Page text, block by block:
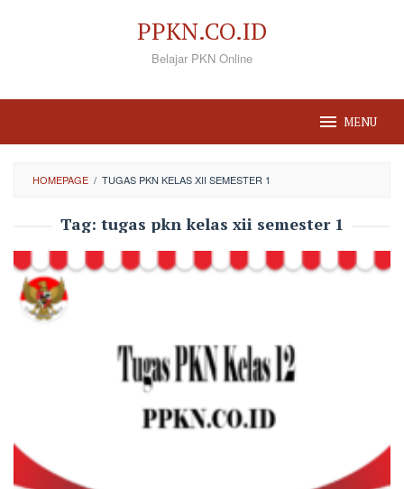
PPKN.CO.ID
Belajar PKN Online
MENU
HOMEPAGE / TUGAS PKN KELAS XII SEMESTER 1
Tag: tugas pkn kelas xii semester 1